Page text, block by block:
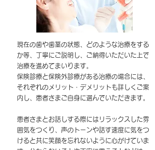
現在の歯や歯茎の状態、どのような治療をする
か等、丁寧にご説明し、ご納得いただいた上で
治療を進めてまいります。
保険診療と保険外診療がある治療の場合には、
それぞれのメリット・デメリットも詳しくご案
内し、患者さまご自身に選んでいただきます。
患者さまとお話しする際にはリラックスした雰
囲気をつくり、声のトーンや話す速度に気をつ
けると共に笑顔を忘れないように心がけていま